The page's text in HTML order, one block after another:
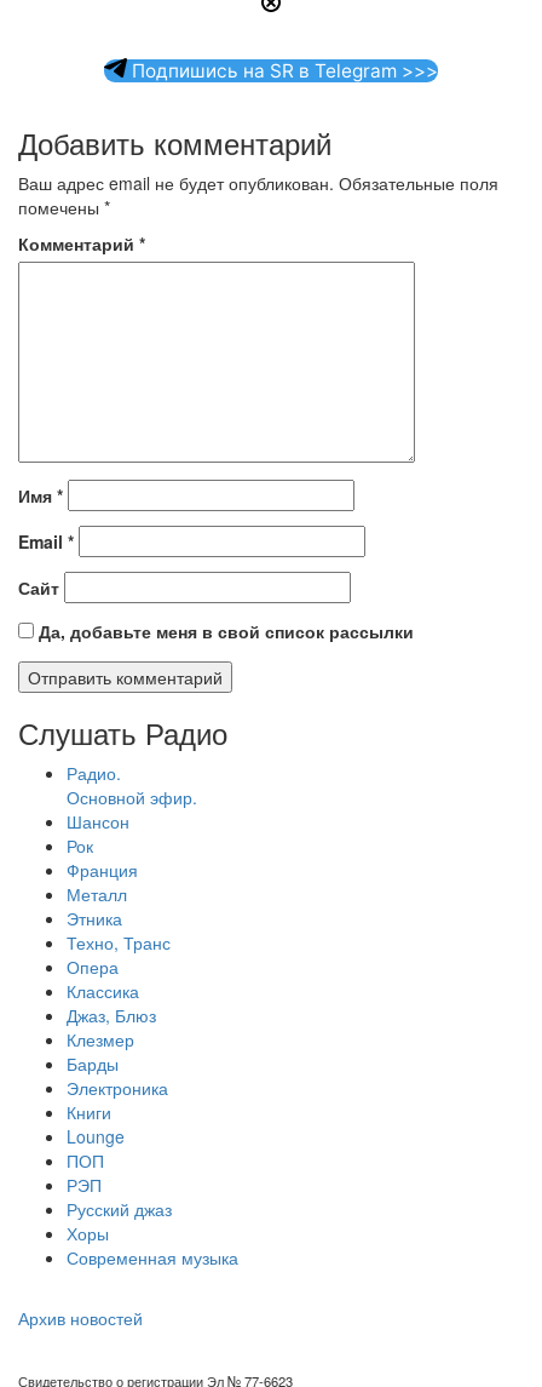
Подпишись на SR в Telegram >>>
Добавить комментарий
Ваш адрес email не будет опубликован. Обязательные поля
помечены *
Комментарий *
Имя *
Email *
Сайт
Да, добавьте меня в свой список рассылки
Слушать Радио
Радио.
Основной эфир.
Шансон
Рок
Франция
Металл
Этника
Техно, Транс
Опера
Классика
Джаз, Блюз
Клезмер
Барды
Электроника
Книги
Lounge
ПОП
РЭП
Русский джаз
Хоры
Современная музыка
Архив новостей
Свидетельство о регистрации Эл № 77-6623